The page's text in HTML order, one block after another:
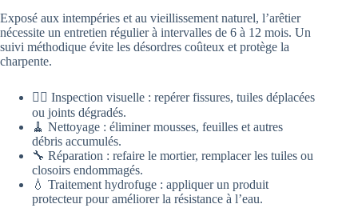
Exposé aux intempéries et au vieillissement naturel, l’arêtier
nécessite un entretien régulier à intervalles de 6 à 12 mois. Un
suivi méthodique évite les désordres coûteux et protège la
charpente.
🕵️‍♂️ Inspection visuelle : repérer fissures, tuiles déplacées
ou joints dégradés.
🧹 Nettoyage : éliminer mousses, feuilles et autres
débris accumulés.
🔧 Réparation : refaire le mortier, remplacer les tuiles ou
closoirs endommagés.
💧 Traitement hydrofuge : appliquer un produit
protecteur pour améliorer la résistance à l’eau.